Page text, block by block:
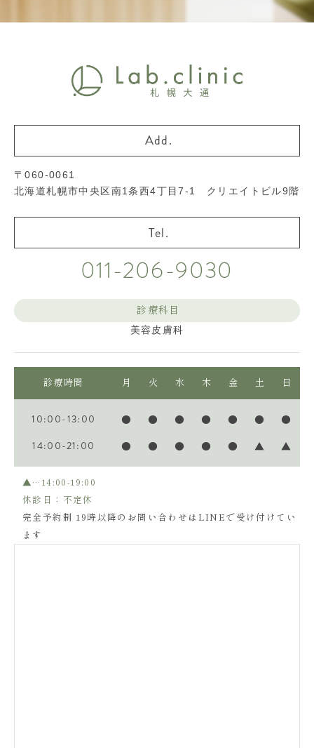
〒060-0061
北海道札幌市中央区南1条西4丁目7-1 クリエイトビル9階
011-206-9030
診療科目
美容皮膚科
診療時間 月 火 水 木 金 土 日
10:00-13:00 ● ● ● ● ● ● ●
14:00-21:00 ● ● ● ● ● ▲ ▲
▲…14:00-19:00
休診日：不定休
完全予約制 19時以降のお問い合わせはLINEで受け付けてい
ます